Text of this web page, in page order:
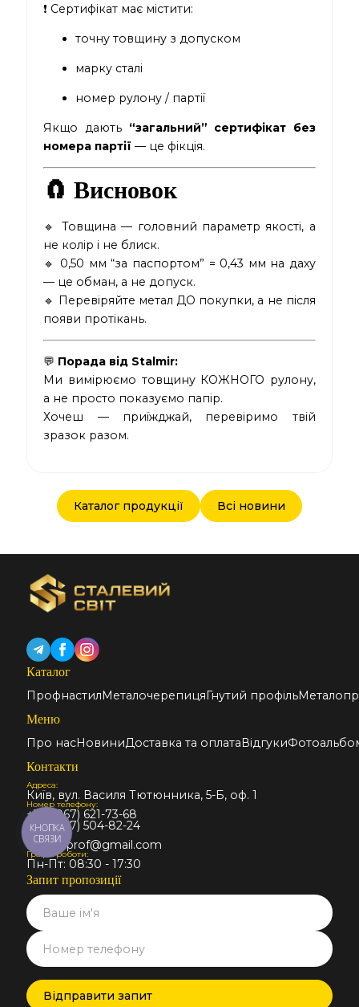
❗ Сертифікат має містити:
точну товщину з допуском
марку сталі
номер рулону / партії
Якщо дають “загальний” сертифікат без
номера партії — це фікція.
🧲 Висновок
🔹 Товщина — головний параметр якості, а
не колір і не блиск.
🔹 0,50 мм “за паспортом” = 0,43 мм на даху
— це обман, а не допуск.
🔹 Перевіряйте метал ДО покупки, а не після
появи протікань.
💬 Порада від Stalmir:
Ми вимірюємо товщину КОЖНОГО рулону,
а не просто показуємо папір.
Хочеш — приїжджай, перевіримо твій
зразок разом.
Каталог продукції Всі новини
Каталог
ПрофнастилМеталочерепицяГнутий профіль
Меню
Про насНовиниДоставка та оплатаВідгуки
Контакти
Адреса:
Київ, вул. Василя Тютюнника, 5-Б, оф. 1
Номер телефону:
+38 (067) 621-73-68
+38 (067) 504-82-24
Email:
stalmir.prof@gmail.com
Графік роботи:
Пн-Пт: 08:30 - 17:30
Запит пропозиції
КНОПКА
СВЯЗИ